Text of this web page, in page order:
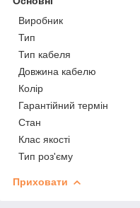
Виробник
Тип
Тип кабеля
Довжина кабелю
Колір
Гарантійний термін
Стан
Клас якості
Тип роз'єму
Приховати